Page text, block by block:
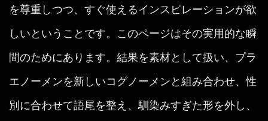
を尊重しつつ、すぐ使えるインスピレーションが欲
しいということです。このページはその実用的な瞬
間のためにあります。結果を素材として扱い、プラ
エノーメンを新しいコグノーメンと組み合わせ、性
別に合わせて語尾を整え、馴染みすぎた形を外し、